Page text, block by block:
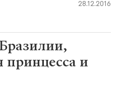
28.12.2016
принцесса и